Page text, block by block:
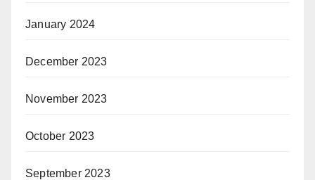
January 2024
December 2023
November 2023
October 2023
September 2023